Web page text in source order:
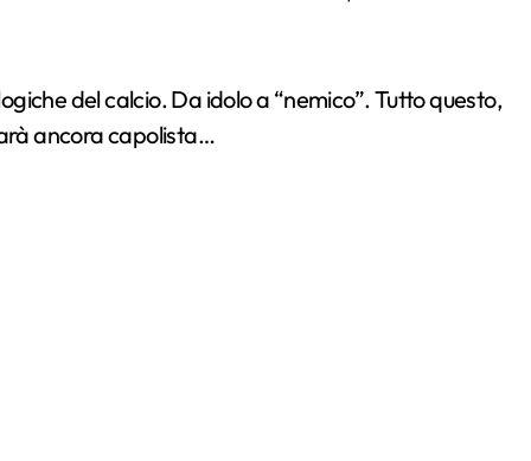
del calcio. Da idolo a “nemico”. Tutto questo,
ancora capolista…